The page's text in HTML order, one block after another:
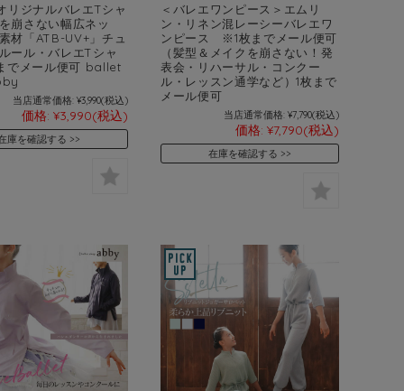
ジナルバレエTシャ
崩さない幅広ネッ
材「ATB-UV+」チュ
ール・バレエTシャ
でメール便可 ballet
当店通常価格: ¥3,990(税込)
価格: ¥3,990(税込)
庫を確認する
＜バレエワンピース＞エムリ
ン・リネン混レーシーバレエワ
ンピース ※1枚までメール便可
（髪型＆メイクを崩さない！発
表会・リハーサル・コンクー
ル・レッスン通学など）1枚まで
メール便可
当店通常価格: ¥7,790(税込)
価格: ¥7,790(税込)
在庫を確認する